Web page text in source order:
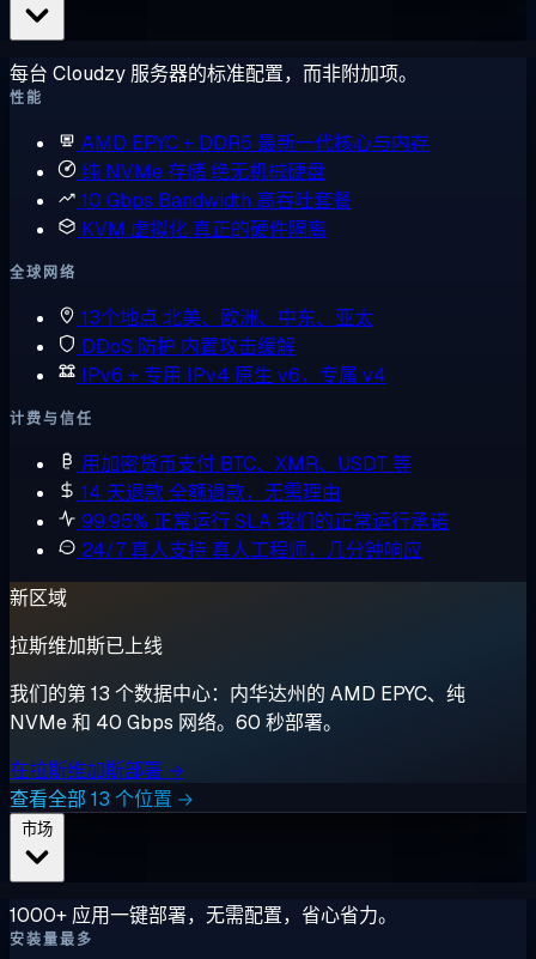
每台 Cloudzy 服务器的标准配置，而非附加项。
性能
AMD EPYC + DDR5 最新一代核心与内存
纯 NVMe 存储绝无机械硬盘
10 Gbps Bandwidth 高吞吐套餐
KVM 虚拟化 真正的硬件隔离
全球网络
13个地点 北美、欧洲、中东、亚太
DDoS 防护 内置攻击缓解
IPv6 + 专用 IPv4 原生 v6，专属 v4
计费与信任
用加密货币支付 BTC、XMR、USDT 等
14 天退款全额退款，无需理由
99.95% 正常运行 SLA我们的正常运行承诺
24/7 真人支持 真人工程师，几分钟响应
新区域
拉斯维加斯已上线
我们的第 13 个数据中心：内华达州的 AMD EPYC、纯
NVMe 和 40 Gbps 网络。60 秒部署。
在拉斯维加斯部署 →
查看全部 13 个位置 →
1000+ 应用一键部署，无需配置，省心省力。
安装量最多